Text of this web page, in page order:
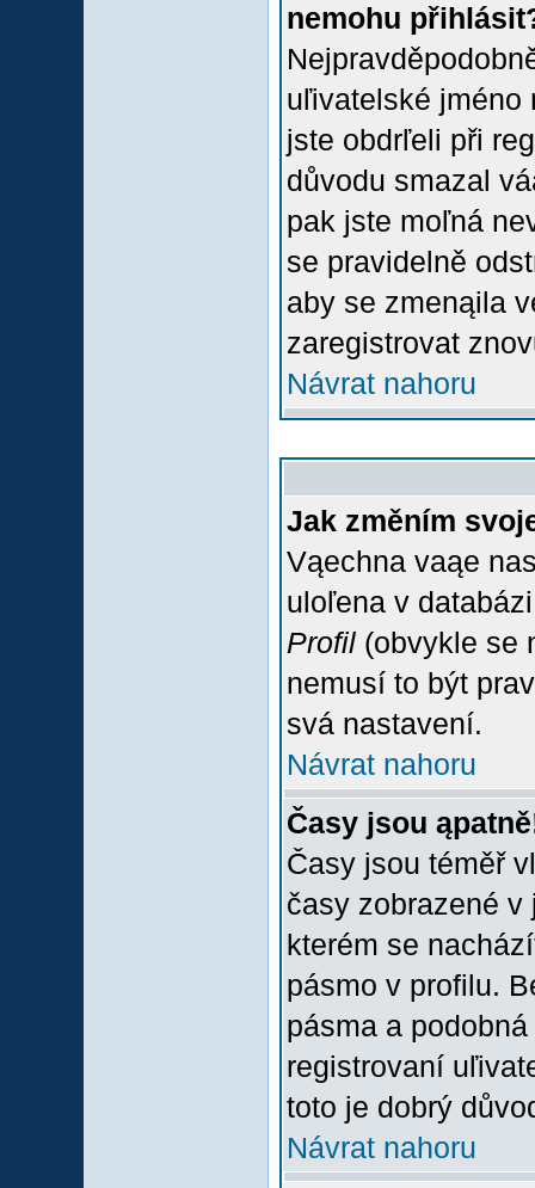
nemohu
uľivatelské jméno
jste obdrľeli při
důvodu smazal
pak jste moľná
se pravidelně
aby se zmenąila
zaregistrovat
Návrat nahoru
Jak změním
Vąechna vaąe
uloľena v
Profil (obvykle se
nemusí to být
svá nastavení.
Návrat nahoru
Časy jsou
Časy jsou téměř
časy zobrazené
kterém se
pásmo v profilu.
pásma a
registrovaní
toto je dobrý
Návrat nahoru